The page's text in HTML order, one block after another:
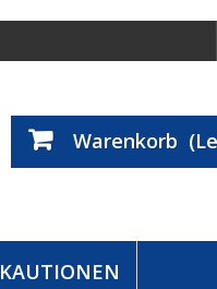
Warenkorb
KAUTIONEN